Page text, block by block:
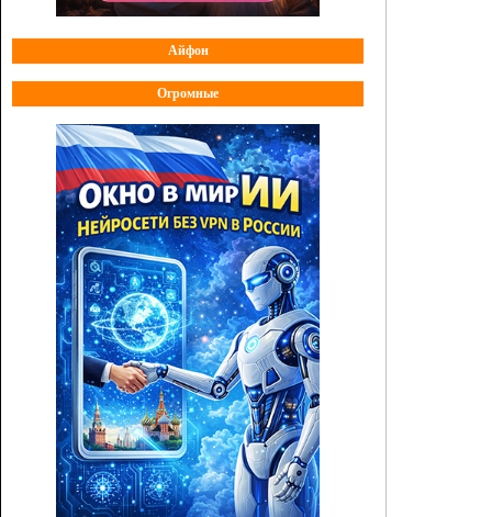
Айфон
Огромные